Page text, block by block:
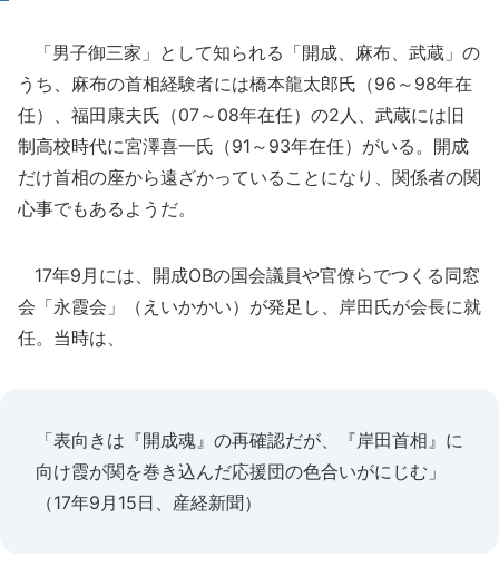
「男子御三家」として知られる「開成、麻布、武蔵」の
うち、麻布の首相経験者には橋本龍太郎氏（96～98年在
任）、福田康夫氏（07～08年在任）の2人、武蔵には旧
制高校時代に宮澤喜一氏（91～93年在任）がいる。開成
だけ首相の座から遠ざかっていることになり、関係者の関
心事でもあるようだ。
17年9月には、開成OBの国会議員や官僚らでつくる同窓
会「永霞会」（えいかかい）が発足し、岸田氏が会長に就
任。当時は、
「表向きは『開成魂』の再確認だが、『岸田首相』に
向け霞が関を巻き込んだ応援団の色合いがにじむ」
（17年9月15日、産経新聞）